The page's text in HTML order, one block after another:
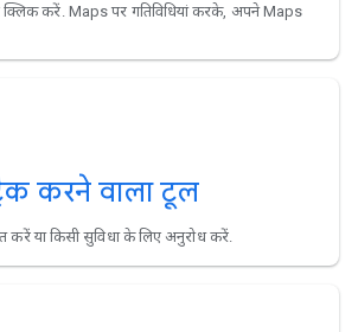
क्लिक करें. Maps पर गतिविधियां करके, अपने Maps
करने वाला टूल
करें या किसी सुविधा के लिए अनुरोध करें.